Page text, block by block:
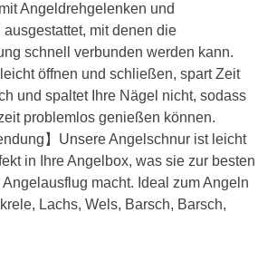
Angeldrehgelenken und
ausgestattet, mit denen die
schnell verbunden werden kann.
öffnen und schließen, spart Zeit
und spaltet Ihre Nägel nicht, sodass
problemlos genießen können.
】Unsere Angelschnur ist leicht
in Ihre Angelbox, was sie zur besten
Angelausflug macht. Ideal zum Angeln
Lachs, Wels, Barsch, Barsch,